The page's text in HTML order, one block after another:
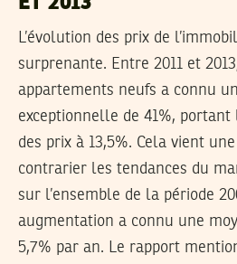
L’évolution des prix de
surprenante. Entre 2011 et
appartements neufs a connu
exceptionnelle de 41%,
des prix à 13,5%. Cela vient
contrarier les tendances du
sur l’ensemble de la période
augmentation a connu une
5,7% par an. Le rapport